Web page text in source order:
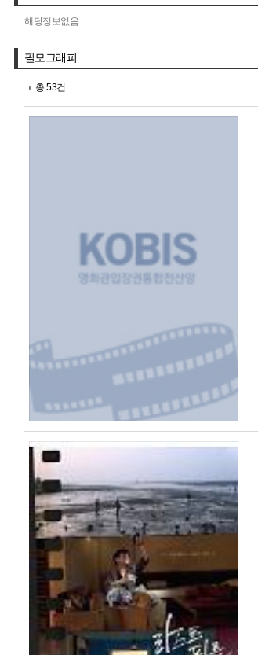
해당정보없음
필모그래피
총 53건